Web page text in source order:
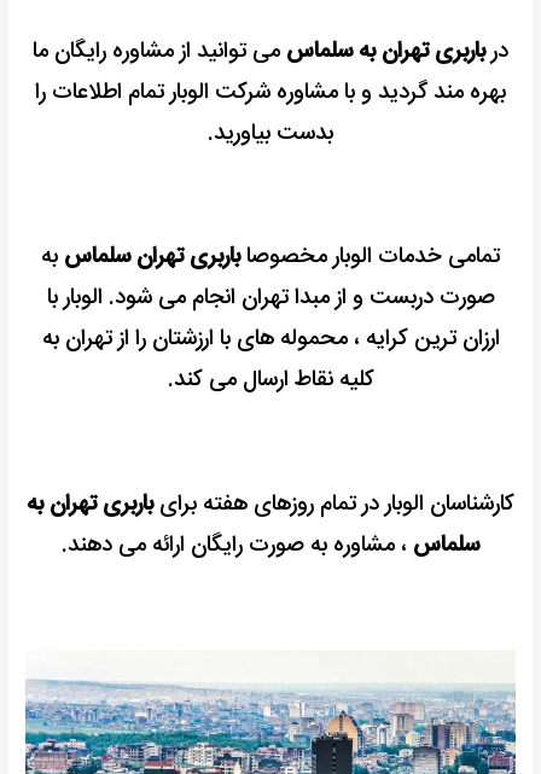
درباربری تهران به سلماس می توانید از مشاوره رایگان ما
بهره مند گردید و با مشاوره شرکت الوبار تمام اطلاعات را
بدست بیاورید.
تمامی خدمات الوبار مخصوصاباربری تهران سلماس به
صورت دربست و از مبدا تهران انجام می شود. الوباربا
ارزان ترین کرایه ، محموله های با ارزشتان را از تهران به
کلیه نقاط ارسال می کند.
کارشناسان الوبار در تمام روزهای هفته برایباربری تهران به
سلماس ، مشاوره به صورت رایگان ارائه می دهند.